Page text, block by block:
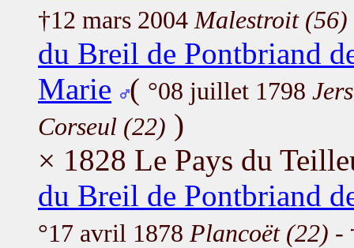
†12 mars 2004 Malestroit (56)
du Breil de Pontbriand
Marie ( °08 juillet 1798
Corseul (22) )
× 1828 Le Pays du
du Breil de Pontbriand
°17 avril 1878 Plancoët (22) -